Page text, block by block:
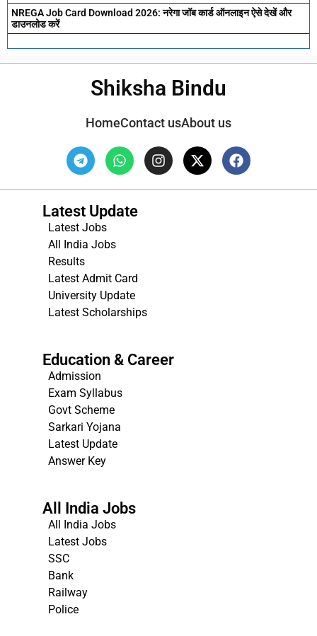
NREGA Job Card Download 2026: नरेगा जॉब कार्ड ऑनलाइन ऐसे देखें और
डाउनलोड करें
Shiksha Bindu
HomeContact usAbout us
Latest Update
Latest Jobs
All India Jobs
Results
Latest Admit Card
University Update
Latest Scholarships
Education & Career
Admission
Exam Syllabus
Govt Scheme
Sarkari Yojana
Latest Update
Answer Key
All India Jobs
All India Jobs
Latest Jobs
SSC
Bank
Railway
Police